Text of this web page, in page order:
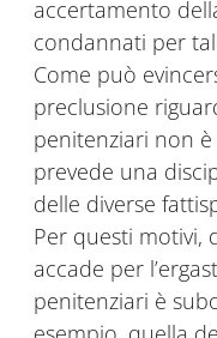
accertamento
condannati per
Come può
preclusione
penitenziari non
prevede una
delle diverse
Per questi motivi,
accade per
penitenziari è